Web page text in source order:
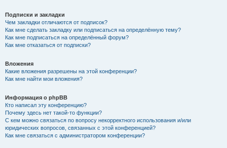
Подписки и закладки
Чем закладки отличаются от подписок?
Как мне сделать закладку или подписаться на определённую тему?
Как мне подписаться на определённый форум?
Как мне отказаться от подписки?
Вложения
Какие вложения разрешены на этой конференции?
Как мне найти мои вложения?
Информация о phpBB
Кто написал эту конференцию?
Почему здесь нет такой-то функции?
С кем можно связаться по вопросу некорректного использования и/или
юридических вопросов, связанных с этой конференцией?
Как мне связаться с администратором конференции?